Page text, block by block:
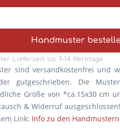
Handmuster
Lieferzeit: ca. 7–14 Werktage
sind versandkostenfrei und
gutgeschrieben. Die
Größe von *ca.15x30 cm
& Widerruf
Link: Info zu den Handmustern